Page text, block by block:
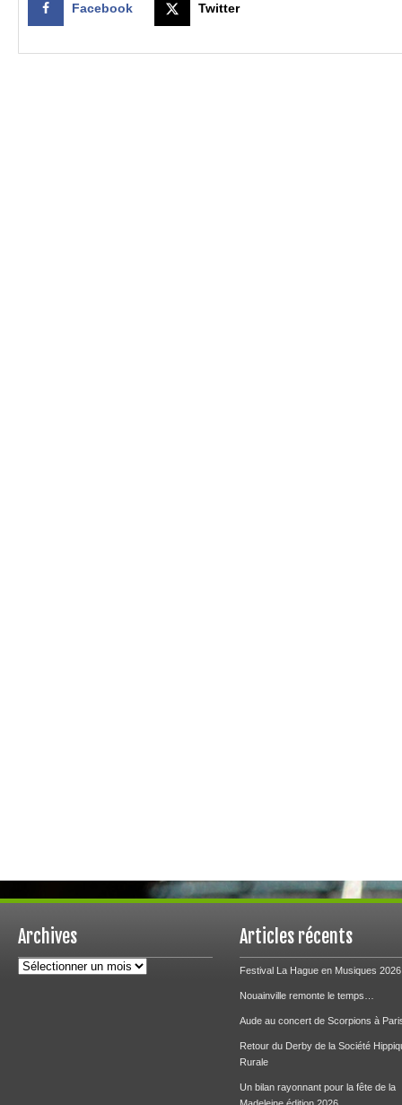
Facebook Twitter
Archives
Archives
Articles récents
Festival La Hague en Musiques 2026
Nouainville remonte le temps…
Aude au concert de Scorpions à
Retour du Derby de la Société
Rurale
Un bilan rayonnant pour la fête de la